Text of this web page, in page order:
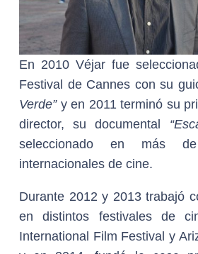
En 2010 Véjar fue
Festival de Cannes con su
Verde”y en 2011 terminó su
director, su documental
seleccionado en más
internacionales de cine.
Durante 2012 y 2013 trabajó
en distintos festivales de
International Film Festival y